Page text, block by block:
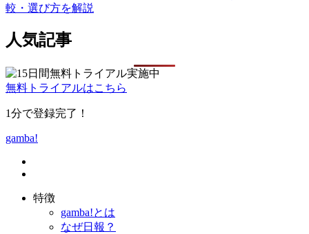
較・選び方を解説
人気記事
無料トライアルはこちら
1分で登録完了！
gamba!
特徴
gamba!とは
なぜ日報？